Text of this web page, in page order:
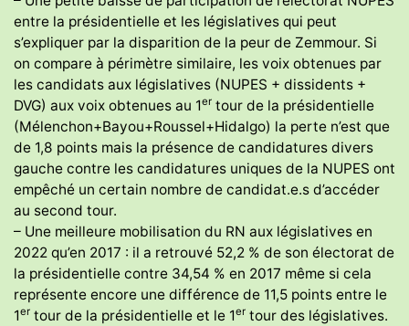
entre la présidentielle et les législatives qui peut
s’expliquer par la disparition de la peur de Zemmour. Si
on compare à périmètre similaire, les voix obtenues par
les candidats aux législatives (NUPES + dissidents +
DVG) aux voix obtenues au 1er tour de la présidentielle
(Mélenchon+Bayou+Roussel+Hidalgo) la perte n’est que
de 1,8 points mais la présence de candidatures divers
gauche contre les candidatures uniques de la NUPES ont
empêché un certain nombre de candidat.e.s d’accéder
au second tour.
– Une meilleure mobilisation du RN aux législatives en
2022 qu’en 2017 : il a retrouvé 52,2 % de son électorat de
la présidentielle contre 34,54 % en 2017 même si cela
représente encore une différence de 11,5 points entre le
1er tour de la présidentielle et le 1er tour des législatives.